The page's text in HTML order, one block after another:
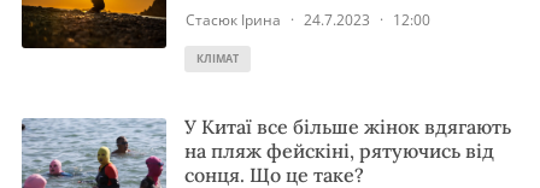
Стасюк Ірина · 24.7.2023 · 12:00
КЛІМАТ
У Китаї все більше жінок вдягають
на пляж фейскіні, рятуючись від
сонця. Що це таке?